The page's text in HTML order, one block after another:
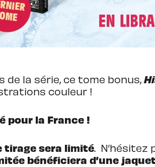
la série, ce tome bonus,
couleur !
pour la France !
tirage sera limité. N’hésitez
bénéficiera d’une